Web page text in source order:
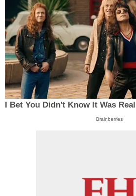
I Bet You Didn't Know It Was
Brainberries